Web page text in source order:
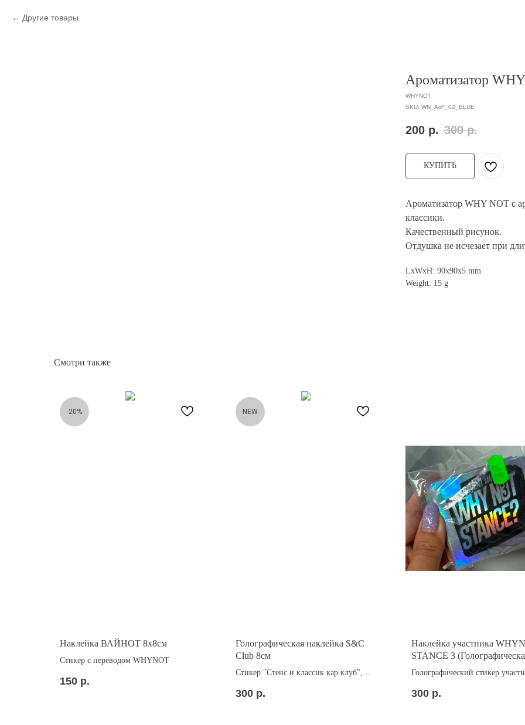
Другие товары
Ароматизатор
WHYNOT
SKU: WN_AirF_02_BLUE
200 р. 300 р.
КУПИТЬ
Ароматизатор WHY NOT с
классики.
Качественный рисунок.
Отдушка не исчезает при
LxWxH: 90x90x5 mm
Weight: 15 g
Смотри также
-20%
Наклейка ВАЙНОТ 8x8см
Стикер с переводом WHYNOT
150 р.
NEW
Голографическая наклейка S&C
Club 8см
Стикер "Стенс и классик кар клуб",
300 р.
Наклейка участника
STANCE 3
Голографический стикер
300 р.